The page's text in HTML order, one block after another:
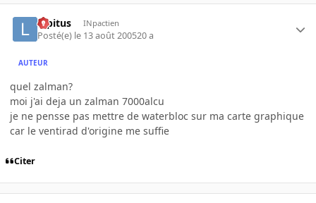
lopitus INpactien
Posté(e) le 13 août 200520 a
AUTEUR
quel zalman?
moi j'ai deja un zalman 7000alcu
je ne pensse pas mettre de waterbloc sur ma carte graphique
car le ventirad d'origine me suffie
Citer